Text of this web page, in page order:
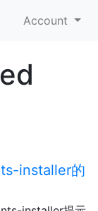
Account
installer的